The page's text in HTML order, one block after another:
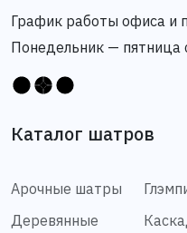
График работы офиса и
Понедельник — пятница
Каталог шатров
Арочные шатры
Деревянные